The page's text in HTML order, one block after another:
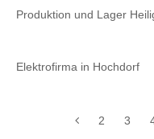
Produktion und Lager
Elektrofirma in Hochdorf
2 3